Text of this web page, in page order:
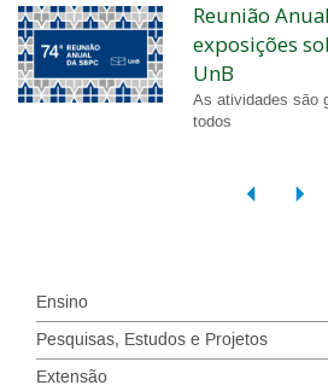
Reunião
exposições
UnB
As atividades são
todos
Ensino
Pesquisas, Estudos e Projetos
Extensão